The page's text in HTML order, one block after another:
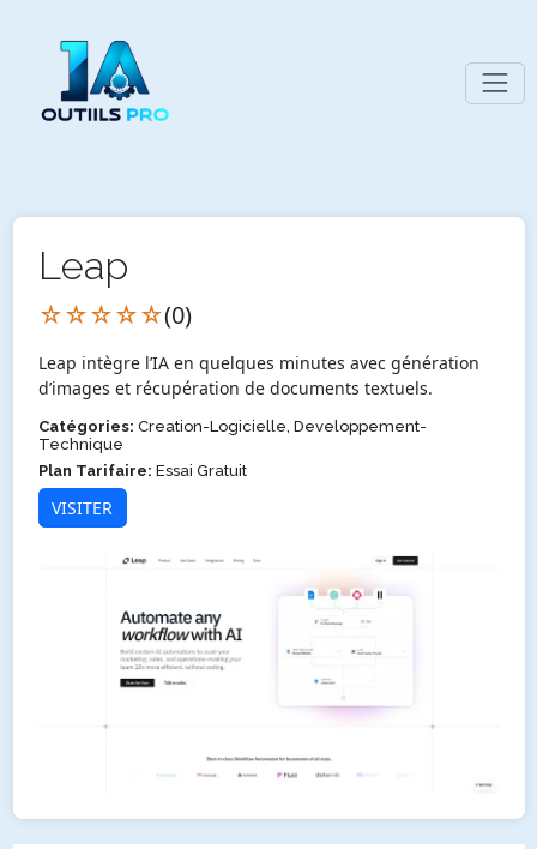
Leap
☆☆☆☆☆(0)
Leap intègre l’IA en quelques minutes avec génération
d’images et récupération de documents textuels.
Catégories: Creation-Logicielle, Developpement-
Technique
Plan Tarifaire: Essai Gratuit
VISITER